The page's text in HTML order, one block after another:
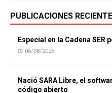
PUBLICACIONES
Especial en la Cadena
06/08/2026
Nació SARA Libre, el
código abierto